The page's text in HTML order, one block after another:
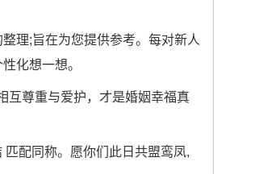
理;旨在为您提供参考。每对新人
化想一想。
互尊重与爱护，才是婚姻幸福真
配同称。愿你们此日共盟鸾凤,